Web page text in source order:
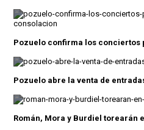
Pozuelo confirma los conciertos
Pozuelo abre la venta de
Román, Mora y Burdiel torearán